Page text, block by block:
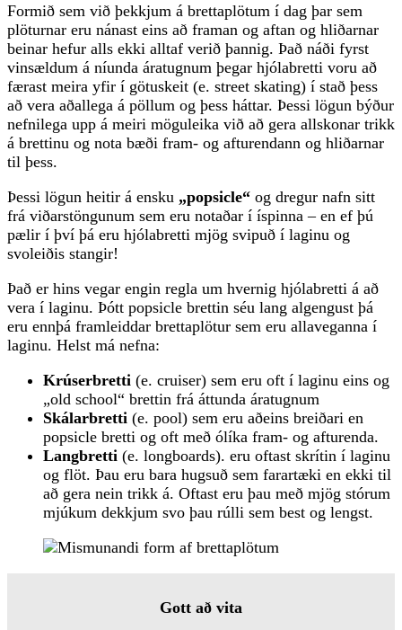
Formið sem við þekkjum á brettaplötum í dag þar sem
plöturnar eru nánast eins að framan og aftan og hliðarnar
beinar hefur alls ekki alltaf verið þannig. Það náði fyrst
vinsældum á níunda áratugnum þegar hjólabretti voru að
færast meira yfir í götuskeit (e. street skating) í stað þess
að vera aðallega á pöllum og þess háttar. Þessi lögun býður
nefnilega upp á meiri möguleika við að gera allskonar trikk
á brettinu og nota bæði fram- og afturendann og hliðarnar
til þess.
Þessi lögun heitir á ensku „popsicle“ og dregur nafn sitt
frá viðarstöngunum sem eru notaðar í íspinna – en ef þú
pælir í því þá eru hjólabretti mjög svipuð í laginu og
svoleiðis stangir!
Það er hins vegar engin regla um hvernig hjólabretti á að
vera í laginu. Þótt popsicle brettin séu lang algengust þá
eru ennþá framleiddar brettaplötur sem eru allaveganna í
laginu. Helst má nefna:
Krúserbretti (e. cruiser) sem eru oft í laginu eins og
„old school“ brettin frá áttunda áratugnum
Skálarbretti (e. pool) sem eru aðeins breiðari en
popsicle bretti og oft með ólíka fram- og afturenda.
Langbretti (e. longboards). eru oftast skrítin í laginu
og flöt. Þau eru bara hugsuð sem farartæki en ekki til
að gera nein trikk á. Oftast eru þau með mjög stórum
mjúkum dekkjum svo þau rúlli sem best og lengst.
Gott að vita